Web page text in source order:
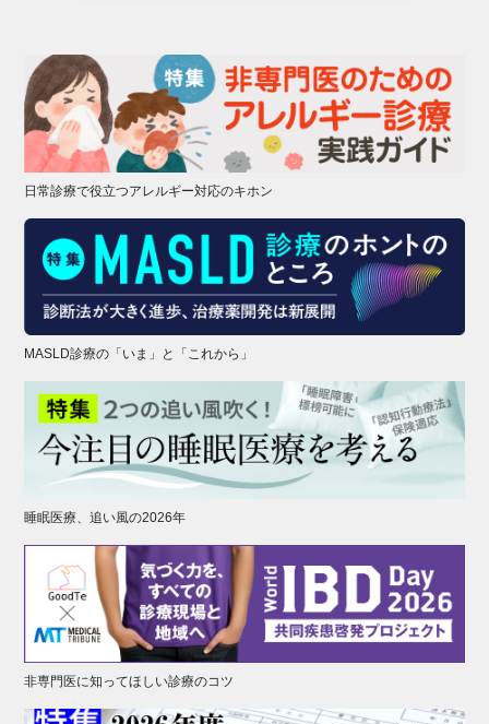
日常診療で役立つアレルギー対応のキホン
MASLD診療の「いま」と「これから」
睡眠医療、追い風の2026年
非専門医に知ってほしい診療のコツ